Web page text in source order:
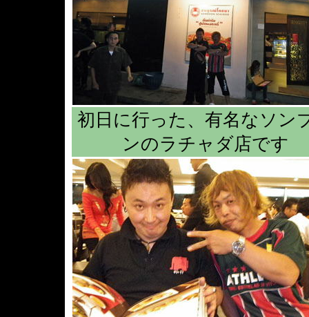
初日に行った、有名なソン
ンのラチャダ店です